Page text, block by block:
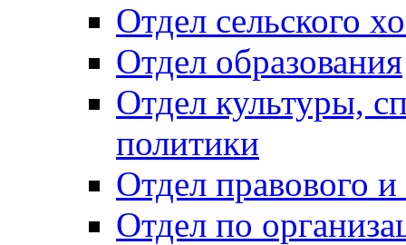
Отдел сельского
Отдел образования
Отдел культуры,
политики
Отдел правового
Отдел по